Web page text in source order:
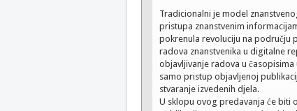
Tradicionalni je model
pristupa znanstvenim
pokrenula revoluciju na području
radova znanstvenika u digitalne
objavljivanje radova u
samo pristup objavljenoj
stvaranje izvedenih djela.
U sklopu ovog predavanja će biti